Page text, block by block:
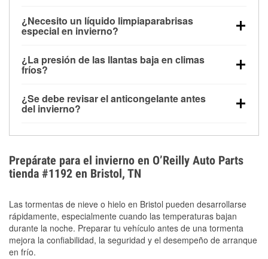
debajo de los 32 °F y puede perder hasta la mitad de
su potencia de arranque cerca de los 0 °F, lo que
arranque.
¿Necesito un líquido limpiaparabrisas
especial en invierno?
la congelación y ayuda a disolver la sal y la nieve
derretida en la carretera para mejorar la visibilidad.
¿La presión de las llantas baja en climas
fríos?
alrededor de 1 PSI por cada 10 °F que baja la
temperatura. Puedes obtener más información sobre
¿Se debe revisar el anticongelante antes
del invierno?
el sobrecalentamiento en condiciones de frío
extremo. Aprende cómo comprobar la protección
anticongelante en nuestra sección How-To.
Prepárate para el invierno en O’Reilly Auto Parts
tienda #1192 en Bristol, TN
Las tormentas de nieve o hielo en Bristol pueden desarrollarse
rápidamente, especialmente cuando las temperaturas bajan
durante la noche. Preparar tu vehículo antes de una tormenta
mejora la confiabilidad, la seguridad y el desempeño de arranque
en frío.